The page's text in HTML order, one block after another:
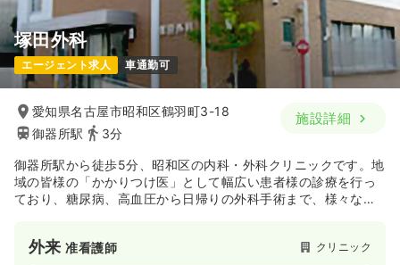
塚田外科
エージェント求人 車通勤可
愛知県名古屋市昭和区鶴羽町3-18
御器所駅
3分
施設詳細
御器所駅から徒歩5分、昭和区の内科・外科クリニックです。地
域の皆様の「かかりつけ医」として幅広い患者様の診療を行っ
ており、糖尿病、高血圧から日帰りの外科手術まで、様々な治
外来准看護師 クリニック